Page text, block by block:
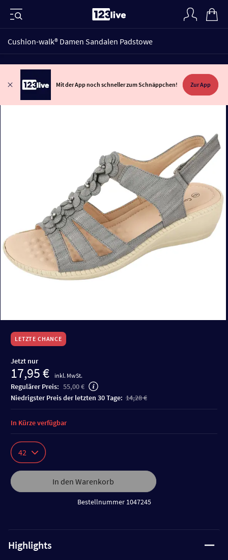
Cushion-walk® Damen Sandalen Padstowe
Mit der App noch schneller zum Schnäppchen! Zur App
LETZTE CHANCE
Jetzt nur
17,95 € inkl. MwSt.
Regulärer Preis: 55,00 €
niedrigster Preis der letzten 30 Tage: 14,28 €
42
In den Warenkorb
Bestellnummer 1047245
In Kürze verfügbar
Highlights